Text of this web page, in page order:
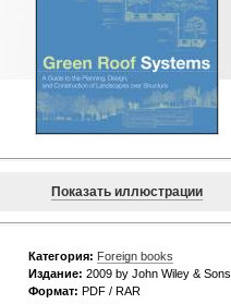
Показать иллюстрации
Категория: Foreign books
Издание: 2009 by John Wiley & Sons
Формат: PDF / RAR